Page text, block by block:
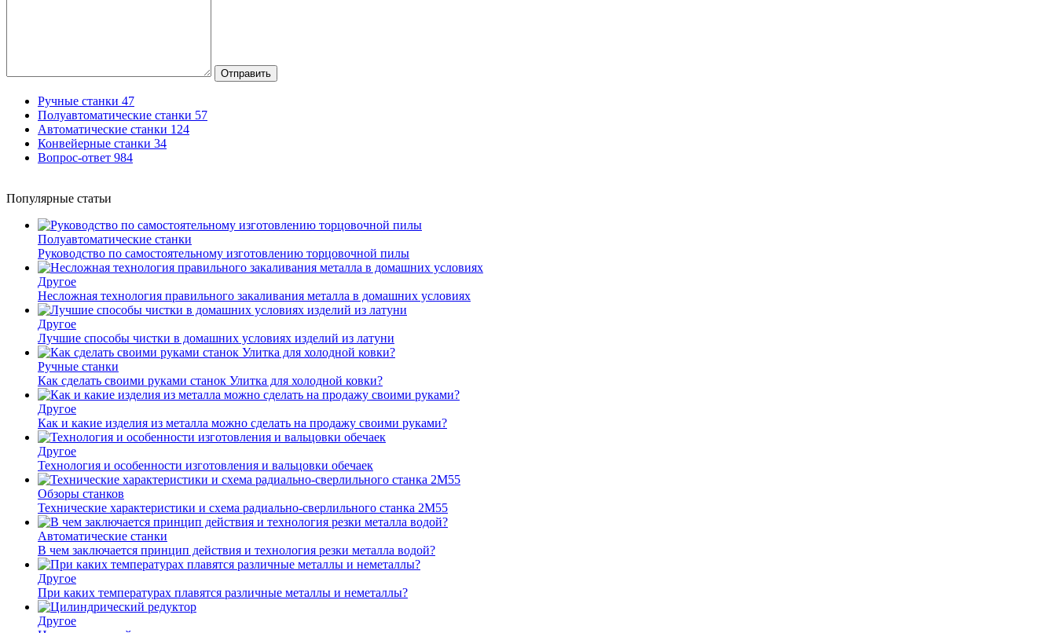
Отправить
Ручные станки 47
Полуавтоматические станки 57
Автоматические станки 124
Конвейерные станки 34
Вопрос-ответ 984
Популярные статьи
Полуавтоматические станки
Руководство по самостоятельному изготовлению торцовочной пилы
Другое
Несложная технология правильного закаливания металла в домашних условиях
Другое
Лучшие способы чистки в домашних условиях изделий из латуни
Ручные станки
Как сделать своими руками станок Улитка для холодной ковки?
Другое
Как и какие изделия из металла можно сделать на продажу своими руками?
Другое
Технология и особенности изготовления и вальцовки обечаек
Обзоры станков
Технические характеристики и схема радиально-сверлильного станка 2М55
Автоматические станки
В чем заключается принцип действия и технология резки металла водой?
Другое
При каких температурах плавятся различные металлы и неметаллы?
Другое